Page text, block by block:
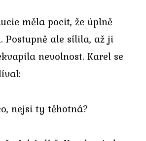
měla pocit, že úplně
Postupně ale sílila, až ji
nevolnost. Karel se
nejsi ty těhotná?